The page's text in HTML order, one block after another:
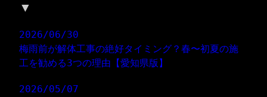
▼
2026/06/30
梅雨前が解体工事の絶好タイミング？春〜初夏の施
工を勧める3つの理由【愛知県版】
2026/05/07